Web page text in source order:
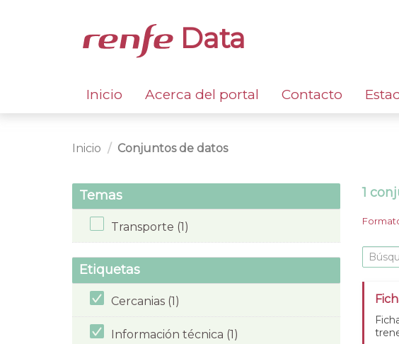
Data
Inicio Acerca del portal Contacto
Inicio Conjuntos de datos
Temas
Transporte (1)
Etiquetas
Cercanias (1)
Información técnica (1)
1